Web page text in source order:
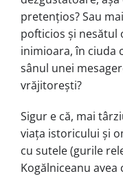
pretențios? Sau
pofticios și nesătul
inimioara, în ciuda
sânul unei
vrăjitorești?
Sigur e că, mai
viața istoricului și
cu sutele (gurile
Kogălniceanu avea